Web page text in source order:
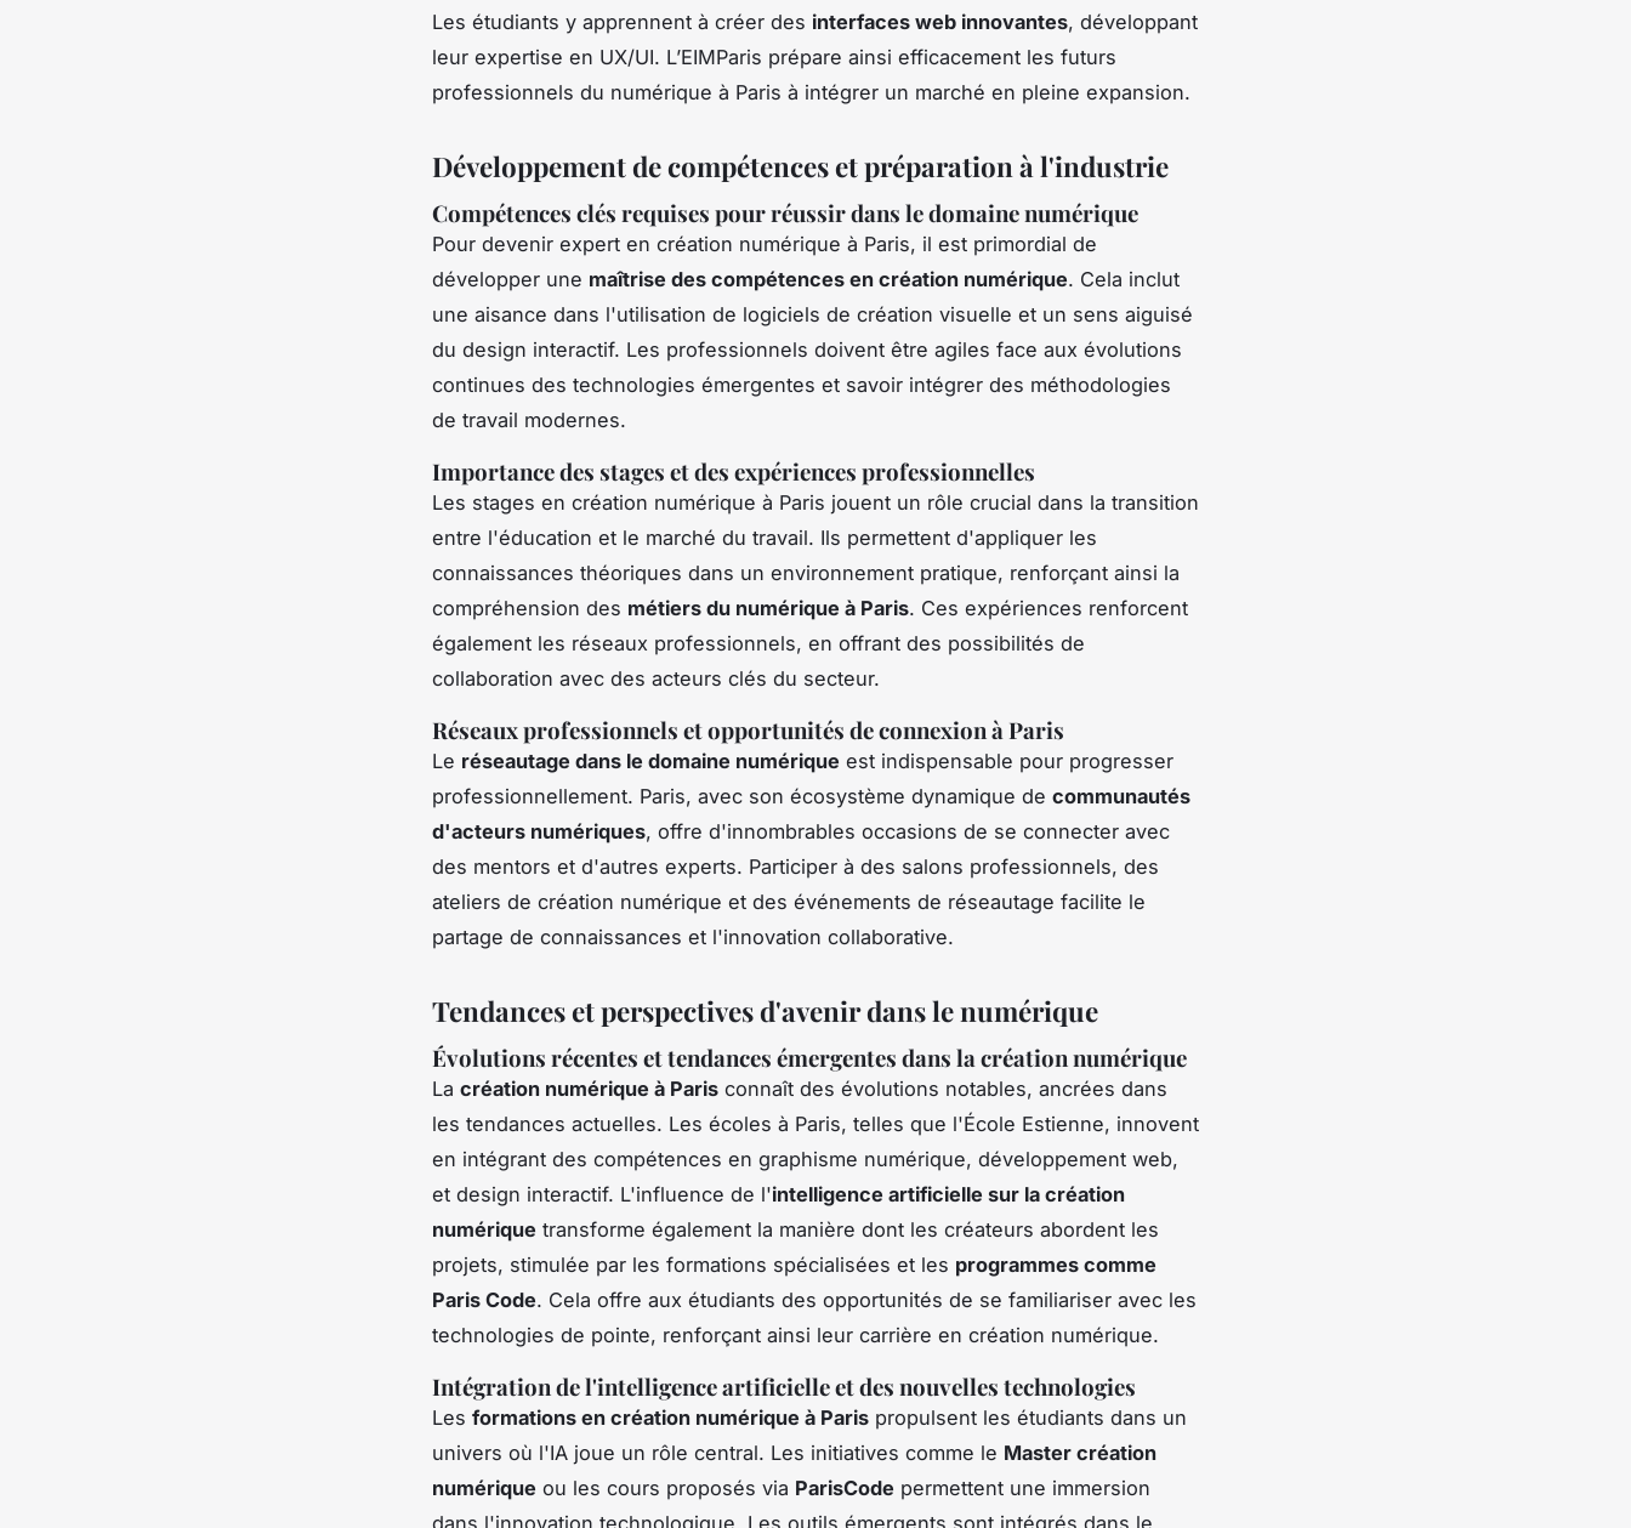
Les étudiants y apprennent à créer des interfaces web innovantes, développant
leur expertise en UX/UI. L’EIMParis prépare ainsi efficacement les futurs
professionnels du numérique à Paris à intégrer un marché en pleine expansion.
Développement de compétences et préparation à l'industrie
Compétences clés requises pour réussir dans le domaine numérique
Pour devenir expert en création numérique à Paris, il est primordial de
développer une maîtrise des compétences en création numérique. Cela inclut
une aisance dans l'utilisation de logiciels de création visuelle et un sens aiguisé
du design interactif. Les professionnels doivent être agiles face aux évolutions
continues des technologies émergentes et savoir intégrer des méthodologies
de travail modernes.
Importance des stages et des expériences professionnelles
Les stages en création numérique à Paris jouent un rôle crucial dans la transition
entre l'éducation et le marché du travail. Ils permettent d'appliquer les
connaissances théoriques dans un environnement pratique, renforçant ainsi la
compréhension des métiers du numérique à Paris. Ces expériences renforcent
également les réseaux professionnels, en offrant des possibilités de
collaboration avec des acteurs clés du secteur.
Réseaux professionnels et opportunités de connexion à Paris
Le réseautage dans le domaine numérique est indispensable pour progresser
professionnellement. Paris, avec son écosystème dynamique de communautés
d'acteurs numériques, offre d'innombrables occasions de se connecter avec
des mentors et d'autres experts. Participer à des salons professionnels, des
ateliers de création numérique et des événements de réseautage facilite le
partage de connaissances et l'innovation collaborative.
Tendances et perspectives d'avenir dans le numérique
Évolutions récentes et tendances émergentes dans la création numérique
La création numérique à Paris connaît des évolutions notables, ancrées dans
les tendances actuelles. Les écoles à Paris, telles que l'École Estienne, innovent
en intégrant des compétences en graphisme numérique, développement web,
et design interactif. L'influence de l'intelligence artificielle sur la création
numérique transforme également la manière dont les créateurs abordent les
projets, stimulée par les formations spécialisées et les programmes comme
Paris Code. Cela offre aux étudiants des opportunités de se familiariser avec les
technologies de pointe, renforçant ainsi leur carrière en création numérique.
Intégration de l'intelligence artificielle et des nouvelles technologies
Les formations en création numérique à Paris propulsent les étudiants dans un
univers où l'IA joue un rôle central. Les initiatives comme le Master création
numérique ou les cours proposés via ParisCode permettent une immersion
dans l'innovation technologique. Les outils émergents sont intégrés dans le